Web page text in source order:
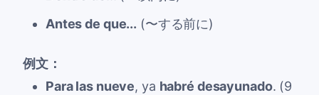
Antes de que... (〜する前に)
例文：
Para las nueve, ya habré desayunado. (9